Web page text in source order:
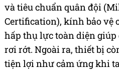
và tiêu chuẩn quân đội
Certification), kính bảo vệ
hấp thụ lực toàn diện
rơi rớt. Ngoài ra, thiết bị
tiện lợi như cảm ứng khi